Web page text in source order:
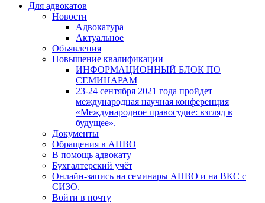
Для адвокатов
Новости
Адвокатура
Актуальное
Объявления
Повышение квалификации
ИНФОРМАЦИОННЫЙ БЛОК ПО
СЕМИНАРАМ
23-24 сентября 2021 года пройдет
международная научная конференция
«Международное правосудие: взгляд в
будущее».
Документы
Обращения в АПВО
В помощь адвокату
Бухгалтерский учёт
Онлайн-запись на семинары АПВО и на ВКС с
СИЗО.
Войти в почту